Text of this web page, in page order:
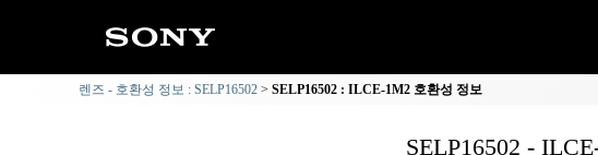
렌즈 - 호환성 정보 : SELP16502 SELP16502 : ILCE-1M2 호환성 정보
SELP16502 -